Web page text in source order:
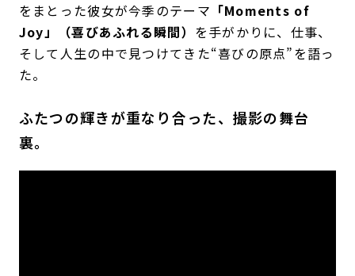
をまとった彼女が今季のテーマ 「Moments of
Joy」（喜びあふれる瞬間） を手がかりに、仕事、
そして人生の中で見つけてきた“喜びの原点”を語っ
た。
ふたつの輝きが重なり合った、撮影の舞台
裏。